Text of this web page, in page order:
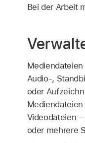
Bei der Arbeit
Audio-,
oder
Videodateien
oder mehrere